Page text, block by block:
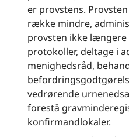
er provstens.
række mindre,
provsten ikke
protokoller, deltage i
menighedsråd,
vedrørende
forestå
konfirmandlokaler.